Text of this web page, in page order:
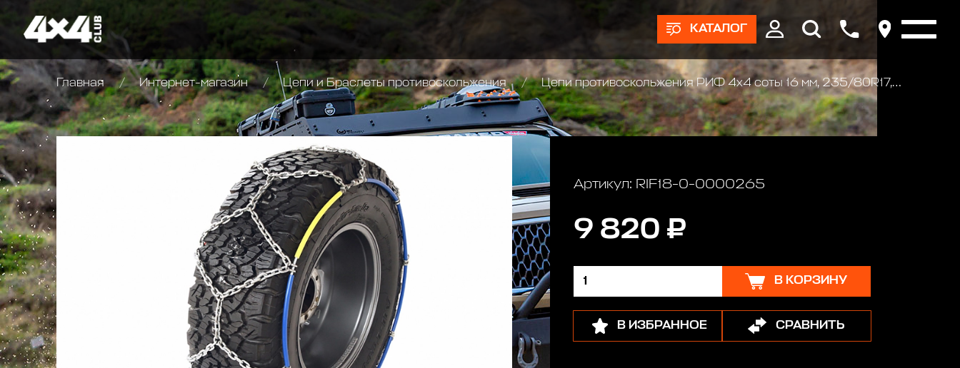
КАТАЛОГ
Главная Интернет-магазин Цепи и Браслеты противоскольжения Цепи противоскольжения РИФ 4х4 соты 16 мм, 235/80R17, 235/85R16, 245/65R18, 245/75R17, 255/55R19, 255/60R18, 265/60R18, 265/65R17, 265/70R16, 275/60R17, 255/60R18 (к-т 2 шт.)
Артикул: RIF18-0-0000265
9 820 ₽
В КОРЗИНУ
В ИЗБРАННОЕ СРАВНИТЬ